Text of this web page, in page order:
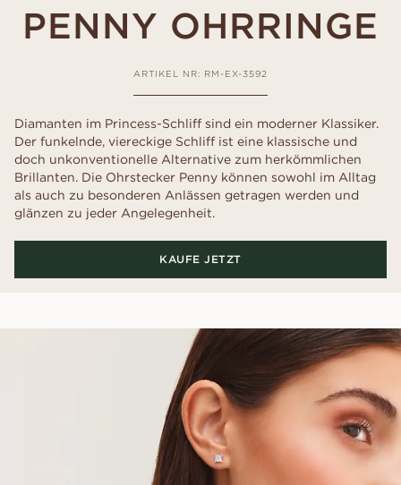
PENNY OHRRINGE
ARTIKEL NR: RM-EX-3592
Diamanten im Princess-Schliff sind ein moderner Klassiker.
Der funkelnde, viereckige Schliff ist eine klassische und
doch unkonventionelle Alternative zum herkömmlichen
Brillanten. Die Ohrstecker Penny können sowohl im Alltag
als auch zu besonderen Anlässen getragen werden und
glänzen zu jeder Angelegenheit.
KAUFE JETZT